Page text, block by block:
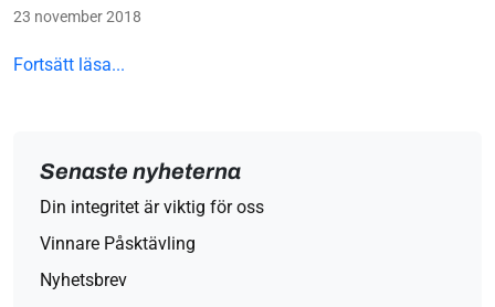
23 november 2018
Fortsätt läsa...
Senaste nyheterna
Din integritet är viktig för oss
Vinnare Påsktävling
Nyhetsbrev